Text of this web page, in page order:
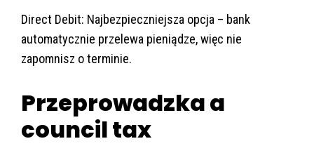
Direct Debit: Najbezpieczniejsza opcja – bank
automatycznie przelewa pieniądze, więc nie
zapomnisz o terminie.
Przeprowadzka a
council tax